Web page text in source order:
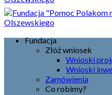
Fundacja
Złóż wniosek
Wnioski
Wnioski
Zamówienia
Co robimy?